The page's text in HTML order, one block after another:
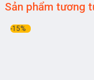
Sản phẩm tương
-15%